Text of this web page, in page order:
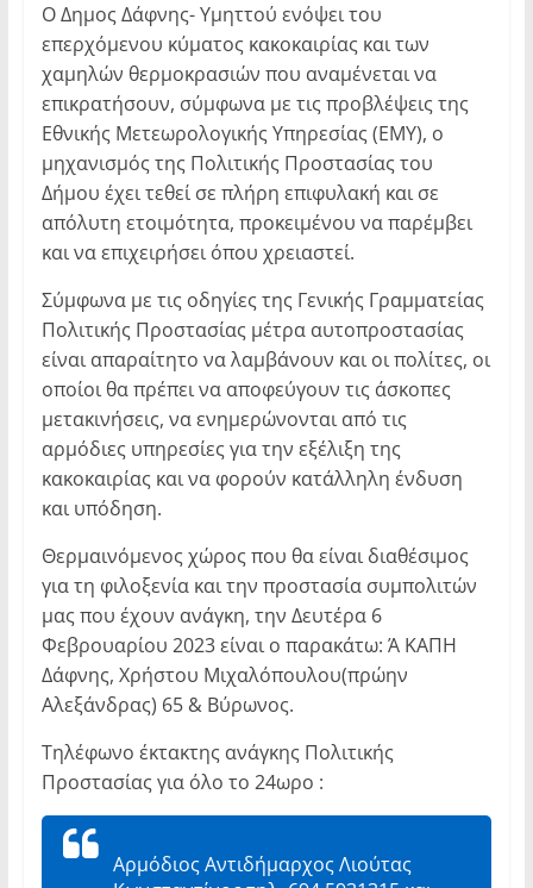
Ο Δημος Δάφνης- Υμηττού ενόψει του
επερχόμενου κύματος κακοκαιρίας και των
χαμηλών θερμοκρασιών που αναμένεται να
επικρατήσουν, σύμφωνα με τις προβλέψεις της
Εθνικής Μετεωρολογικής Υπηρεσίας (ΕΜΥ), ο
μηχανισμός της Πολιτικής Προστασίας του
Δήμου έχει τεθεί σε πλήρη επιφυλακή και σε
απόλυτη ετοιμότητα, προκειμένου να παρέμβει
και να επιχειρήσει όπου χρειαστεί.
Σύμφωνα με τις οδηγίες της Γενικής Γραμματείας
Πολιτικής Προστασίας μέτρα αυτοπροστασίας
είναι απαραίτητο να λαμβάνουν και οι πολίτες, οι
οποίοι θα πρέπει να αποφεύγουν τις άσκοπες
μετακινήσεις, να ενημερώνονται από τις
αρμόδιες υπηρεσίες για την εξέλιξη της
κακοκαιρίας και να φορούν κατάλληλη ένδυση
και υπόδηση.
Θερμαινόμενος χώρος που θα είναι διαθέσιμος
για τη φιλοξενία και την προστασία συμπολιτών
μας που έχουν ανάγκη, την Δευτέρα 6
Φεβρουαρίου 2023 είναι ο παρακάτω: Ά ΚΑΠΗ
Δάφνης, Χρήστου Μιχαλόπουλου(πρώην
Αλεξάνδρας) 65 & Βύρωνος.
Τηλέφωνο έκτακτης ανάγκης Πολιτικής
Προστασίας για όλο το 24ωρο :
Αρμόδιος Αντιδήμαρχος Λιούτας